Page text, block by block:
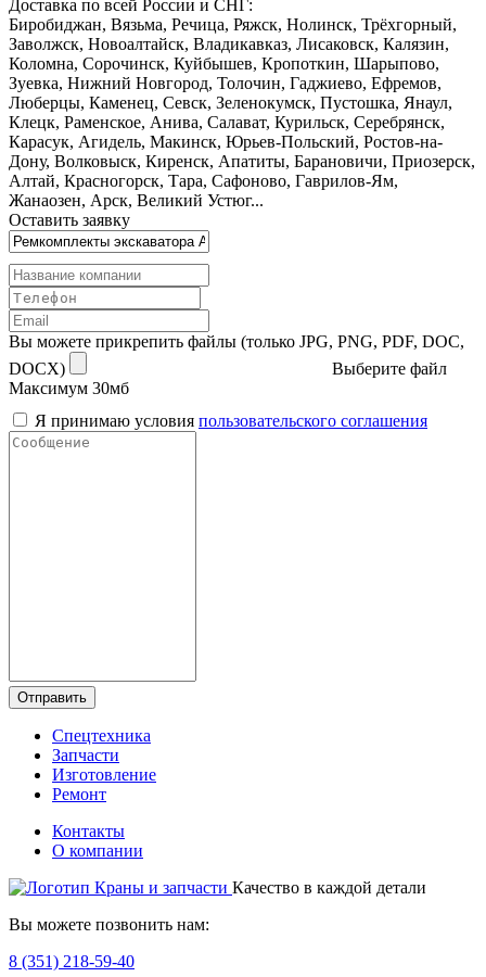
Доставка по всей России и СНГ:
Биробиджан, Вязьма, Речица, Ряжск, Нолинск, Трёхгорный,
Заволжск, Новоалтайск, Владикавказ, Лисаковск, Калязин,
Коломна, Сорочинск, Куйбышев, Кропоткин, Шарыпово,
Зуевка, Нижний Новгород, Толочин, Гаджиево, Ефремов,
Люберцы, Каменец, Севск, Зеленокумск, Пустошка, Янаул,
Клецк, Раменское, Анива, Салават, Курильск, Серебрянск,
Карасук, Агидель, Макинск, Юрьев-Польский, Ростов-на-
Дону, Волковыск, Киренск, Апатиты, Барановичи, Приозерск,
Алтай, Красногорск, Тара, Сафоново, Гаврилов-Ям,
Жанаозен, Арск, Великий Устюг...
Оставить заявку
Вы можете прикрепить файлы (только JPG, PNG, PDF, DOC,
DOCX)
Выберите файл
Максимум 30мб
Я принимаю условия пользовательского соглашения
Отправить
Спецтехника
Запчасти
Изготовление
Ремонт
Контакты
О компании
Качество в каждой детали
Вы можете позвонить нам:
8 (351) 218-59-40